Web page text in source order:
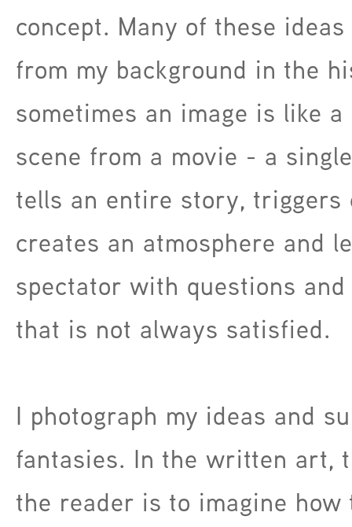
concept. Many of these
from my background in the
sometimes an image is like
scene from a movie - a
tells an entire story, triggers
creates an atmosphere and
spectator with questions
that is not always satisfied.
I photograph my ideas and
fantasies. In the written art,
the reader is to imagine how